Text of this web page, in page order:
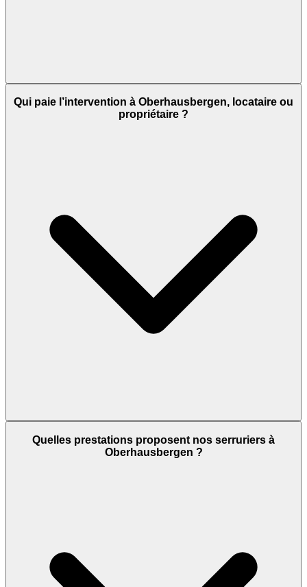
Qui paie l’intervention à Oberhausbergen, locataire ou
propriétaire ?
Quelles prestations proposent nos serruriers à
Oberhausbergen ?